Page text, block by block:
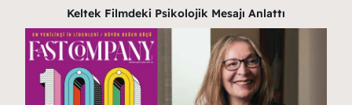
Keltek Filmdeki Psikolojik Mesajı Anlattı